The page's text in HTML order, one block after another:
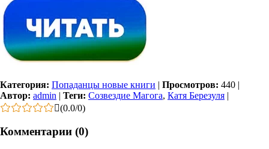
Категория: Попаданцы новые книги | Просмотров: 440 |
Автор: admin | Теги: Созвездие Магога, Катя Березуля |
(0.0/0)
Комментарии (0)